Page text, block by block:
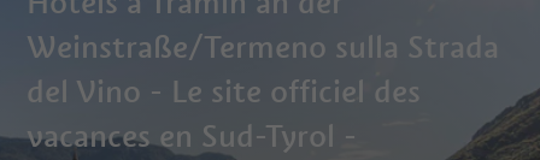
Weinstraße/Termeno sulla Strada
del Vino - Le site officiel des
vacances en Sud-Tyrol -